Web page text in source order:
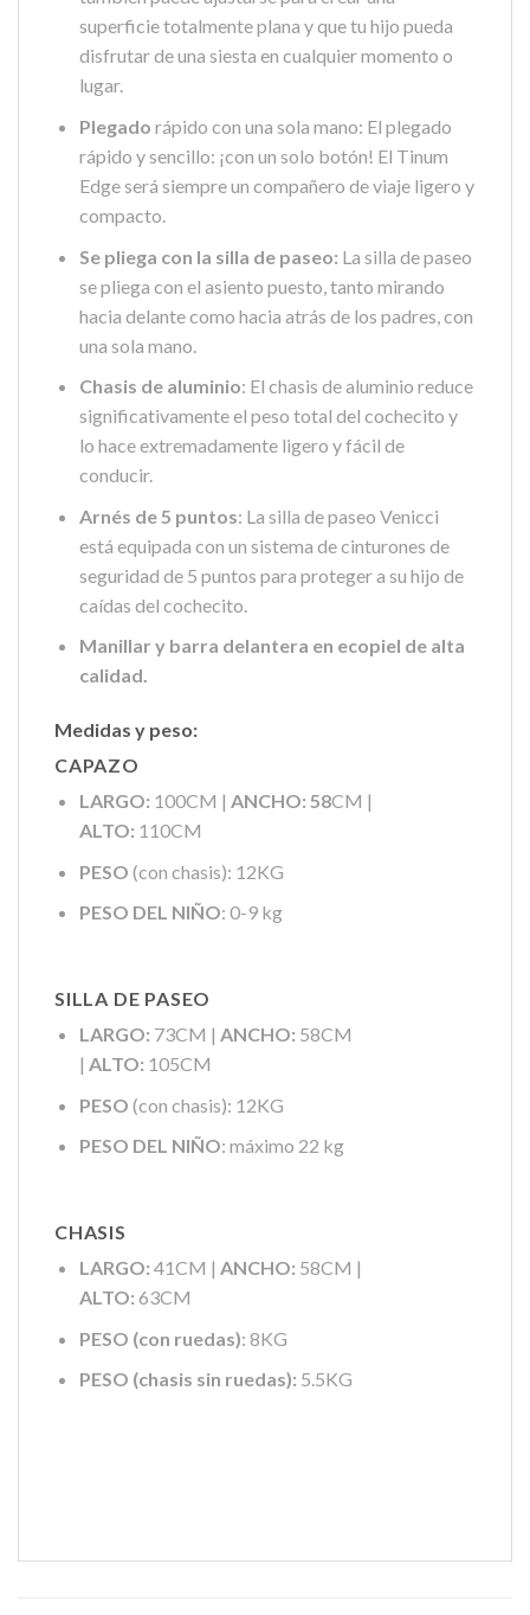
superficie totalmente plana y que tu hijo pueda
disfrutar de una siesta en cualquier momento o
lugar.
Plegado rápido con una sola mano: El plegado
rápido y sencillo: ¡con un solo botón! El Tinum
Edge será siempre un compañero de viaje ligero y
compacto.
Se pliega con la silla de paseo: La silla de paseo
se pliega con el asiento puesto, tanto mirando
hacia delante como hacia atrás de los padres, con
una sola mano.
Chasis de aluminio: El chasis de aluminio reduce
significativamente el peso total del cochecito y
lo hace extremadamente ligero y fácil de
conducir.
Arnés de 5 puntos: La silla de paseo Venicci
está equipada con un sistema de cinturones de
seguridad de 5 puntos para proteger a su hijo de
caídas del cochecito.
Manillar y barra delantera en ecopiel de alta
calidad.
Medidas y peso:
CAPAZO
LARGO: 100CM | ANCHO: 58CM |
ALTO: 110CM
PESO (con chasis): 12KG
PESO DEL NIÑO: 0-9 kg
SILLA DE PASEO
LARGO: 73CM | ANCHO: 58CM
| ALTO: 105CM
PESO (con chasis): 12KG
PESO DEL NIÑO: máximo 22 kg
CHASIS
LARGO: 41CM | ANCHO: 58CM |
ALTO: 63CM
PESO (con ruedas): 8KG
PESO (chasis sin ruedas): 5.5KG